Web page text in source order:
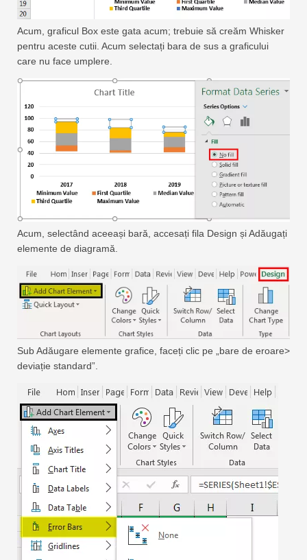
Acum, graficul Box este gata acum; trebuie să creăm Whisker
pentru aceste cutii. Acum selectați bara de sus a graficului
care nu face umplere.
Acum, selectând aceeași bară, accesați fila Design și Adăugați
elemente de diagramă.
Sub Adăugare elemente grafice, faceți clic pe „bare de eroare>
deviație standard”.